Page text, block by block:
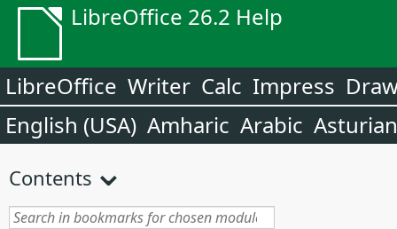
LibreOffice 26.2 Help
LibreOffice Writer Calc Impress
English (USA) Amharic Arabic Asturian
Contents